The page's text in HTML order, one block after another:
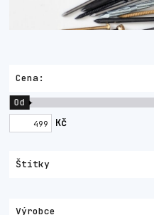
Cena:
Kč
Od
Štítky
Výrobce